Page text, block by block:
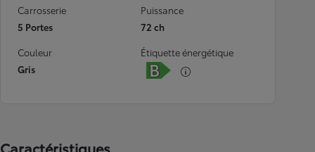
Carrosserie
5 Portes
Puissance
72 ch
Couleur
Gris
Étiquette énergétique
Caractéristiques